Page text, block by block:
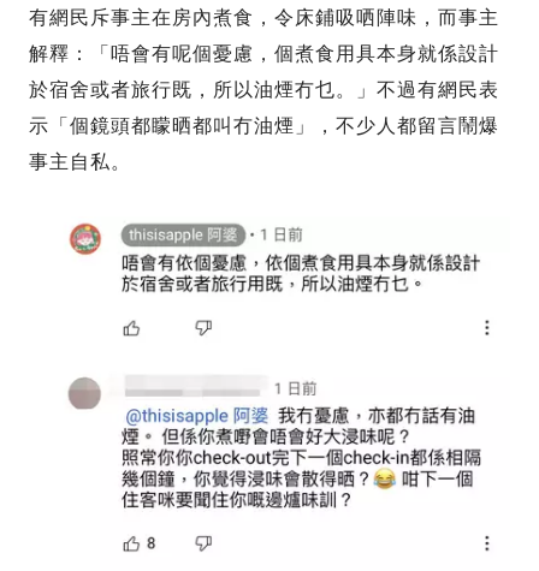
有網民斥事主在房內煮食，令床鋪吸哂陣味，而事主
解釋：「唔會有呢個憂慮，個煮食用具本身就係設計
於宿舍或者旅行既，所以油煙冇乜。」不過有網民表
示「個鏡頭都矇晒都叫冇油煙」，不少人都留言鬧爆
事主自私。